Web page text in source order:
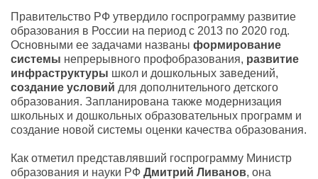
Правительство РФ утвердило госпрограмму развитие
образования в России на период с 2013 по 2020 год.
Основными ее задачами названы формирование
системы непрерывного профобразования, развитие
инфраструктуры школ и дошкольных заведений,
создание условий для дополнительного детского
образования. Запланирована также модернизация
школьных и дошкольных образовательных программ и
создание новой системы оценки качества образования.
Как отметил представлявший госпрограмму Министр
образования и науки РФ Дмитрий Ливанов, она